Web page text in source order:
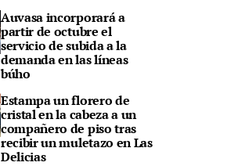
Auvasa incorporará a
partir de octubre el
servicio de subida a la
demanda en las líneas
búho
Estampa un florero de
cristal en la cabeza a un
compañero de piso tras
recibir un muletazo en Las
Delicias